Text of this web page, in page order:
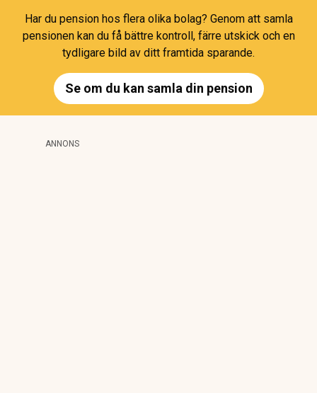
Har du pension hos flera olika bolag? Genom att samla
pensionen kan du få bättre kontroll, färre utskick och en
tydligare bild av ditt framtida sparande.
Se om du kan samla din pension
ANNONS